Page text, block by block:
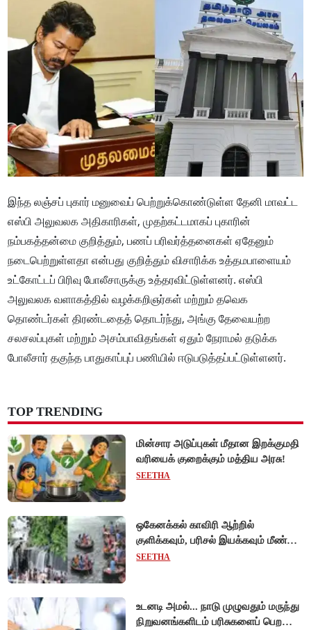
இந்த லஞ்சப் புகார் மனுவைப் பெற்றுக்கொண்டுள்ள தேனி மாவட்ட
எஸ்பி அலுவலக அதிகாரிகள், முதற்கட்டமாகப் புகாரின்
நம்பகத்தன்மை குறித்தும், பணப் பரிவர்த்தனைகள் ஏதேனும்
நடைபெற்றுள்ளதா என்பது குறித்தும் விசாரிக்க உத்தமபாளையம்
உட்கோட்டப் பிரிவு போலீசாருக்கு உத்தரவிட்டுள்ளனர். எஸ்பி
அலுவலக வளாகத்தில் வழக்கறிஞர்கள் மற்றும் தவெக
தொண்டர்கள் திரண்டதைத் தொடர்ந்து, அங்கு தேவையற்ற
சலசலப்புகள் மற்றும் அசம்பாவிதங்கள் ஏதும் நேராமல் தடுக்க
போலீசார் தகுந்த பாதுகாப்புப் பணியில் ஈடுபடுத்தப்பட்டுள்ளனர்.
TOP TRENDING
மின்சார அடுப்புகள் மீதான இறக்குமதி
வரியைக் குறைக்கும் மத்திய அரசு!
SEETHA
ஒகேனக்கல் காவிரி ஆற்றில்
குளிக்கவும், பரிசல் இயக்கவும் மீண்டும்
அனுமதி - சுற்றுலாப் பயணிகள்
SEETHA
உடனடி அமல்... நாடு முழுவதும் மருந்து
நிறுவனங்களிடம் பரிசுகளைப் பெற